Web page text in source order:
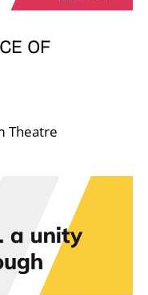
OF
Theatre